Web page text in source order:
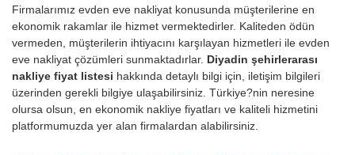
Firmalarımız evden eve nakliyat konusunda müşterilerine en
ekonomik rakamlar ile hizmet vermektedirler. Kaliteden ödün
vermeden, müşterilerin ihtiyacını karşılayan hizmetleri ile evden
eve nakliyat çözümleri sunmaktadırlar. Diyadin şehirlerarası
nakliye fiyat listesi hakkında detaylı bilgi için, iletişim bilgileri
üzerinden gerekli bilgiye ulaşabilirsiniz. Türkiye?nin neresine
olursa olsun, en ekonomik nakliye fiyatları ve kaliteli hizmetini
platformumuzda yer alan firmalardan alabilirsiniz.